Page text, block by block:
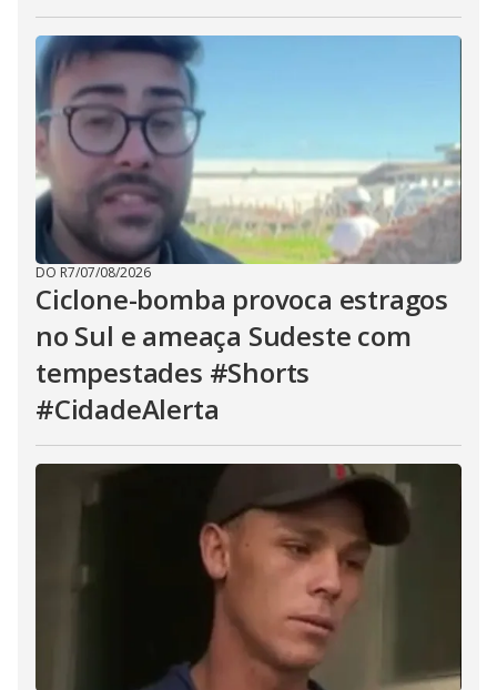
DO R7/07/08/2026
Ciclone-bomba provoca estragos
no Sul e ameaça Sudeste com
tempestades #Shorts
#CidadeAlerta